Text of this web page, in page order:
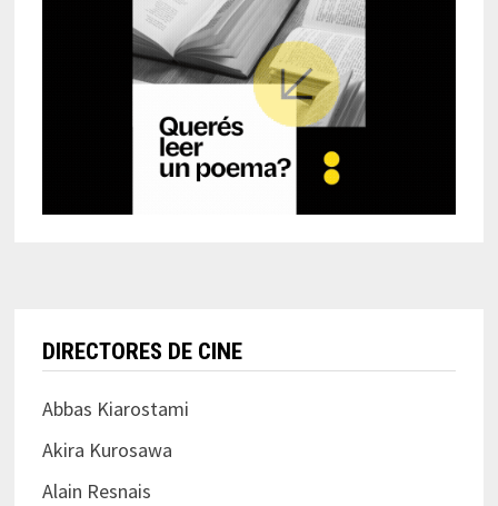
DIRECTORES DE CINE
Abbas Kiarostami
Akira Kurosawa
Alain Resnais